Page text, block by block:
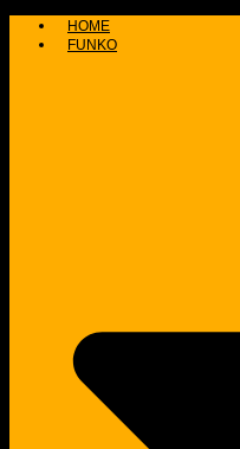
HOME
FUNKO